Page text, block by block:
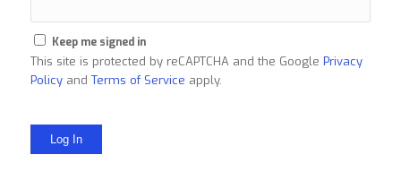
Keep me signed in
This site is protected by reCAPTCHA and the Google Privacy
Policyand Terms of Service apply.
Log In